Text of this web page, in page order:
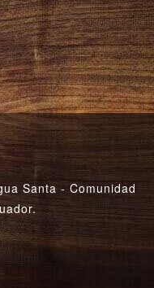
Santa - Comunidad